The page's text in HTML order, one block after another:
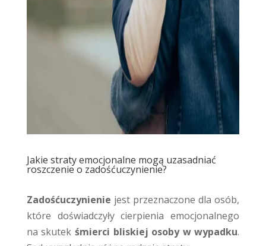
Jakie straty emocjonalne mogą uzasadniać
roszczenie o zadośćuczynienie?
Zadośćuczynienie jest przeznaczone dla osób,
które doświadczyły cierpienia emocjonalnego
na skutek śmierci bliskiej osoby w wypadku.